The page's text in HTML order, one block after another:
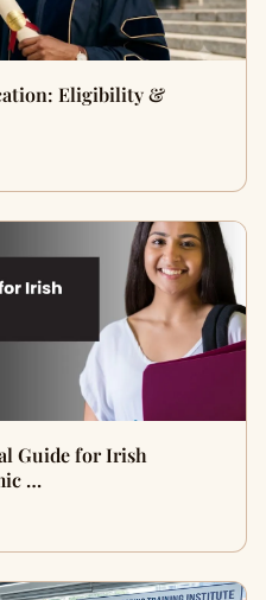
Eligibility &
Guide for Irish
…